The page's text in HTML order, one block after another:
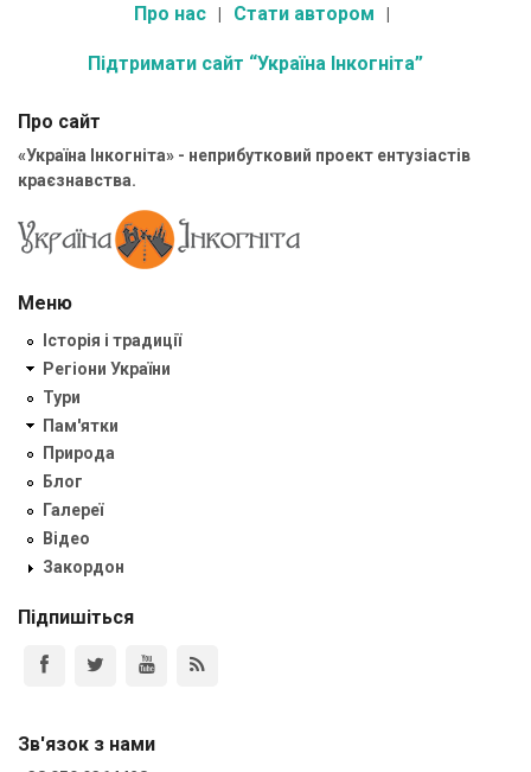
Про нас Стати автором
Підтримати сайт “Україна Інкогніта”
Про сайт
«Україна Інкогніта» - неприбутковий проект ентузіастів
краєзнавства.
Меню
Історія і традиції
Регіони України
Тури
Пам'ятки
Природа
Блог
Галереї
Відео
Закордон
Підпишіться
Зв'язок з нами